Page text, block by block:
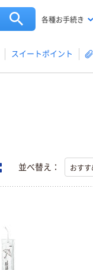
各種お手続き
スイートポイント
並べ替え：